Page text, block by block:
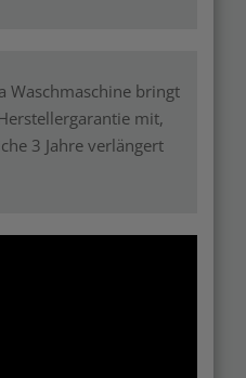
Waschmaschine bringt
mit,
3 Jahre verlängert